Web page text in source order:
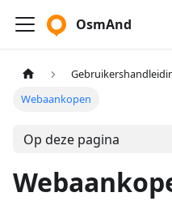
OsmAnd
Webaankopen
Op deze pagina